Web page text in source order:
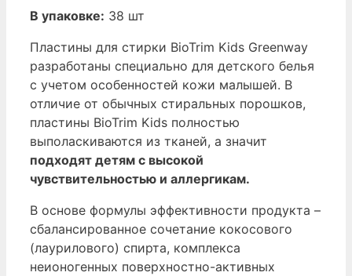
В упаковке: 38 шт
Пластины для стирки BioTrim Kids Greenway
разработаны специально для детского белья
с учетом особенностей кожи малышей. В
отличие от обычных стиральных порошков,
пластины BioTrim Kids полностью
выполаскиваются из тканей, а значит
подходят детям с высокой
чувствительностью и аллергикам.
В основе формулы эффективности продукта –
сбалансированное сочетание кокосового
(лаурилового) спирта, комплекса
неионогенных поверхностно-активных